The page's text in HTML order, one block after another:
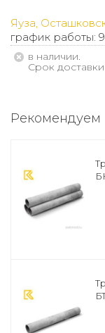
Яуза,
график работы:
В наличии.
Срок
Рекомендуем